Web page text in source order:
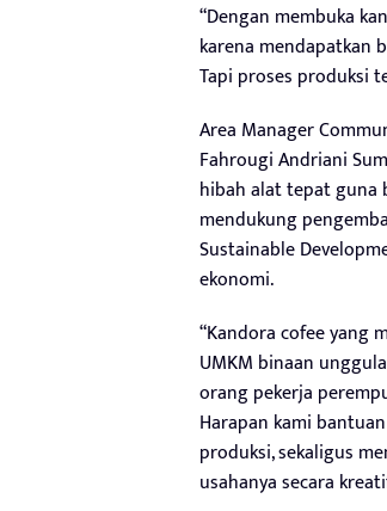
“Dengan membuka
karena mendapatkan
Tapi proses produksi
Area Manager
Fahrougi Andriani
hibah alat tepat guna
mendukung
Sustainable
ekonomi.
“Kandora cofee yang
UMKM binaan
orang pekerja
Harapan kami
produksi, sekaligus
usahanya secara